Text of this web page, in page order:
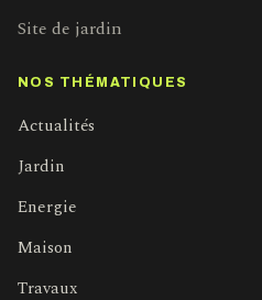
Site de jardin
NOS THÉMATIQUES
Actualités
Jardin
Energie
Maison
Travaux